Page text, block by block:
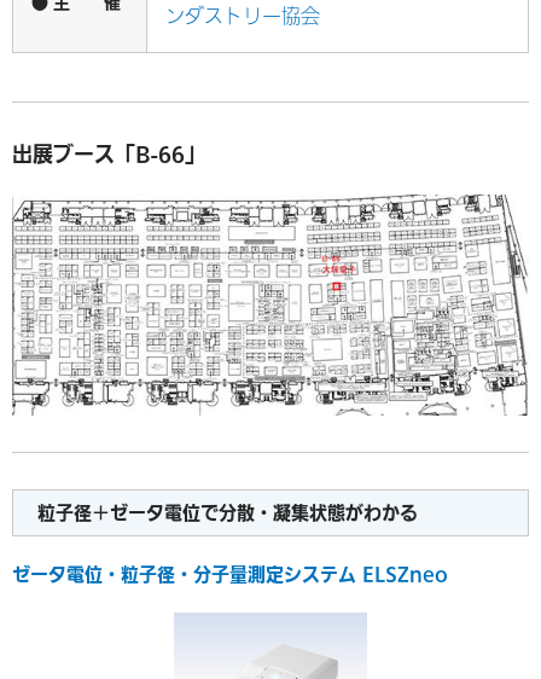
ンダストリー協会
出展ブース「B-66」
粒子径＋ゼータ電位で分散・凝集状態がわかる
ゼータ電位・粒子径・分子量測定システム ELSZneo